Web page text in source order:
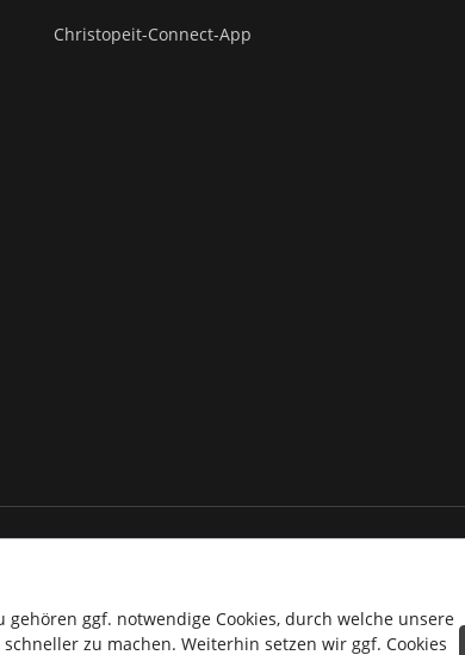
Christopeit-Connect-App
innerhalb vom Festland Deutschlands. Weitere
Gilles. Alle Rechte vorbehalten.
ggf. notwendige Cookies, durch welche unsere
zu machen. Weiterhin setzen wir ggf. Cookies